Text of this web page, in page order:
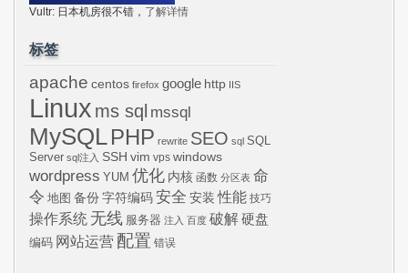
Vultr: 日本机房很不错， 了解详情
标签
apache centos firefox google http IIS
Linux ms sql mssql
MySQLPHP rewrite SEO sql SQL
Server sql注入 SSH vim vps windows
wordpress YUM 优化 内核 函数 分区表 命
令 地图 备份 字符编码 安全 安装 性能 技巧
操作系统 无线 服务器 注入 百度 破解硬盘
编码 网站运营 配置 错误